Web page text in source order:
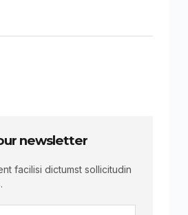
newsletter
facilisi dictumst sollicitudin